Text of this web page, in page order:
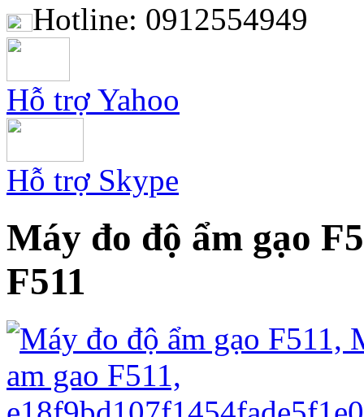
Hotline: 0912554949
Hỗ trợ Yahoo
Hỗ trợ Skype
Máy đo độ ẩm gạo
F511